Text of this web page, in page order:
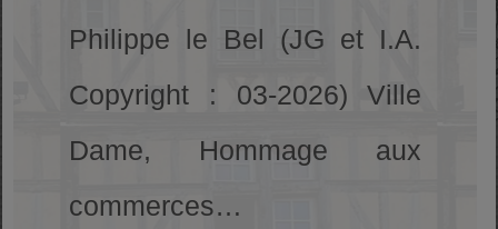
Philippe le Bel (JG et I.A.
Copyright : 03-2026) Ville
Dame, Hommage aux
commerces…